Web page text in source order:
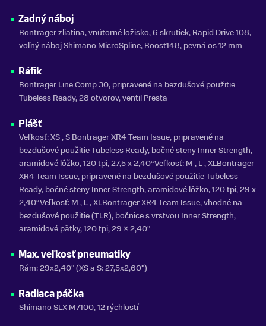
Zadný náboj
Bontrager zliatina, vnútorné ložisko, 6 skrutiek, Rapid Drive 108,
voľný náboj Shimano MicroSpline, Boost148, pevná os 12 mm
Ráfik
Bontrager Line Comp 30, pripravené na bezdušové použitie
Tubeless Ready, 28 otvorov, ventil Presta
Plášť
Veľkosť: XS , S Bontrager XR4 Team Issue, pripravené na
bezdušové použitie Tubeless Ready, bočné steny Inner Strength,
aramidové lôžko, 120 tpi, 27,5 x 2,40“Veľkosť: M , L , XLBontrager
XR4 Team Issue, pripravené na bezdušové použitie Tubeless
Ready, bočné steny Inner Strength, aramidové lôžko, 120 tpi, 29 x
2,40“Veľkosť: M , L , XLBontrager XR4 Team Issue, vhodné na
bezdušové použitie (TLR), bočnice s vrstvou Inner Strength,
aramidové pätky, 120 tpi, 29 × 2,40"
Max. veľkosť pneumatiky
Rám: 29x2,40" (XS a S: 27,5x2,60")
Radiaca páčka
Shimano SLX M7100, 12 rýchlostí